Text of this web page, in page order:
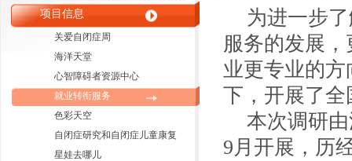
项目信息
关爱自闭症周
海洋天堂
心智障碍者资源中心
就业转衔服务
色彩天空
自闭症研究和自闭症儿童康复
星娃去哪儿
为进一步
服务的发展
业更专业的
下，开展了
本次调研
9月开展，历